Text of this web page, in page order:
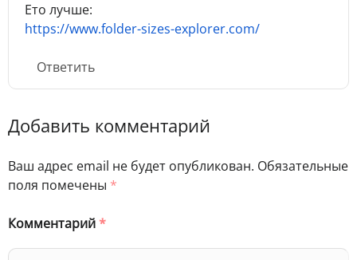
Ето лучше:
https://www.folder-sizes-explorer.com/
Ответить
Добавить комментарий
Ваш адрес email не будет опубликован. Обязательные
поля помечены *
Комментарий*